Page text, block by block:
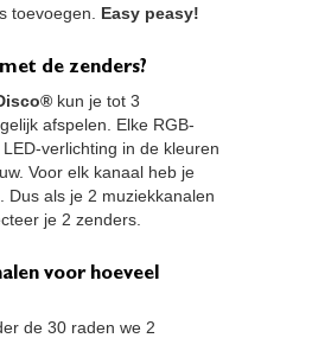
toevoegen. Easy peasy!
de zenders?
kun je tot 3
afspelen. Elke RGB-
verlichting in de kleuren
Voor elk kanaal heb je
Dus als je 2 muziekkanalen
je 2 zenders.
voor hoeveel
de 30 raden we 2